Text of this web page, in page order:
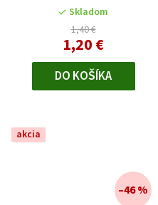
Skladom
1,40 €
1,20 €
DO KOŠÍKA
akcia
–46 %